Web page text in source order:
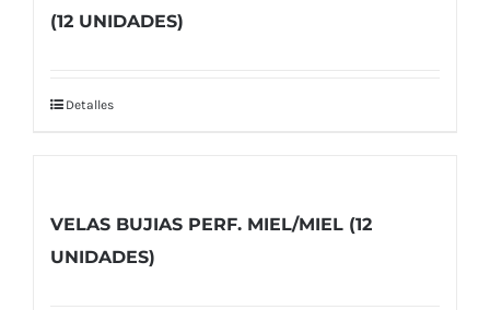
(12 UNIDADES)
Detalles
VELAS BUJIAS PERF. MIEL/MIEL (12
UNIDADES)